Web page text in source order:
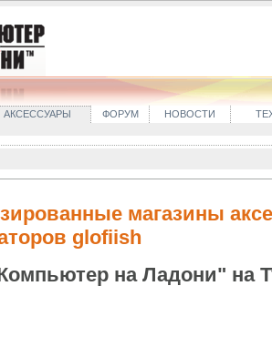
АКСЕССУАРЫ ФОРУМ НОВОСТИ
магазины
glofiish
на Ладони" на